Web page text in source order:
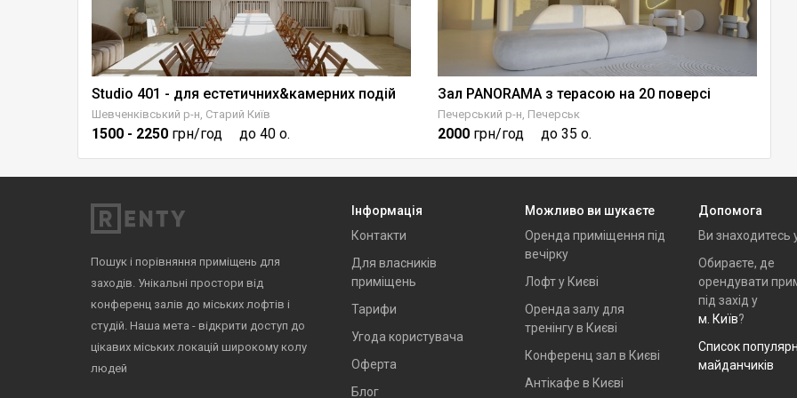
Studio 401 - для естетичних&камерних подій
Шевченківський р-н, Старий Київ
1500 - 2250 грн/год до 40 о.
Зал PANORAMA з терасою на 20 поверсі
Печерський р-н, Печерськ
2000 грн/год до 35 о.
Пошук і порівняння приміщень для
заходів. Унікальні простори від
конференц залів до міських лофтів і
студій. Наша мета - відкрити доступ до
цікавих міських локацій широкому колу
людей
Інформація
Контакти
Для власників
приміщень
Тарифи
Угода користувача
Оферта
Блог
Можливо ви шукаєте
Оренда приміщення під
вечірку
Лофт у Києві
Оренда залу для
тренінгу в Києві
Конференц зал в Києві
Антікафе в Києві
Допомога
Ви знаходитесь
Обираєте, де
орендувати
під захід у
м. Київ?
Список
майданчиків